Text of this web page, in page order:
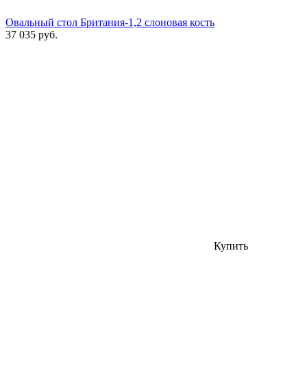
Овальный стол Британия-1,2 слоновая кость
37 035 руб.
Купить